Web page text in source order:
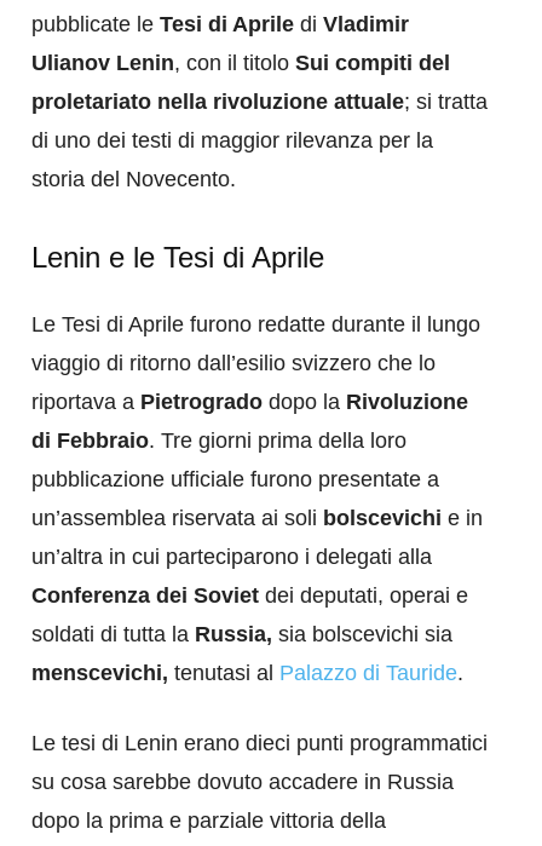
pubblicate le Tesi di Aprile di Vladimir
Ulianov Lenin, con il titolo Sui compiti del
proletariato nella rivoluzione attuale; si tratta
di uno dei testi di maggior rilevanza per la
storia del Novecento.
Lenin e le Tesi di Aprile
Le Tesi di Aprile furono redatte durante il lungo
viaggio di ritorno dall’esilio svizzero che lo
riportava a Pietrogrado dopo la Rivoluzione
di Febbraio. Tre giorni prima della loro
pubblicazione ufficiale furono presentate a
un’assemblea riservata ai soli bolscevichi e in
un’altra in cui parteciparono i delegati alla
Conferenza dei Soviet dei deputati, operai e
soldati di tutta la Russia, sia bolscevichi sia
menscevichi, tenutasi al Palazzo di Tauride.
Le tesi di Lenin erano dieci punti programmatici
su cosa sarebbe dovuto accadere in Russia
dopo la prima e parziale vittoria della